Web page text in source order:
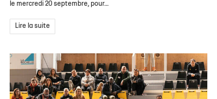
le mercredi 20 septembre, pour...
Lire la suite